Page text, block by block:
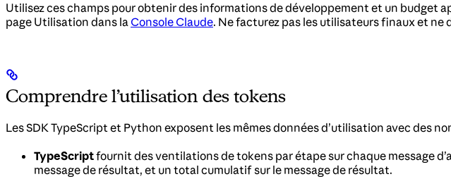
Utilisez ces champs pour obtenir des informations de développement et un budget
page Utilisation dans laConsole Claude. Ne facturez pas les utilisateurs finaux et
Comprendre l’utilisation des tokens
Les SDK TypeScript et Python exposent les mêmes données d’utilisation avec des
TypeScriptfournit des ventilations de tokens par étape sur chaque message
message de résultat, et un total cumulatif sur le message de résultat.